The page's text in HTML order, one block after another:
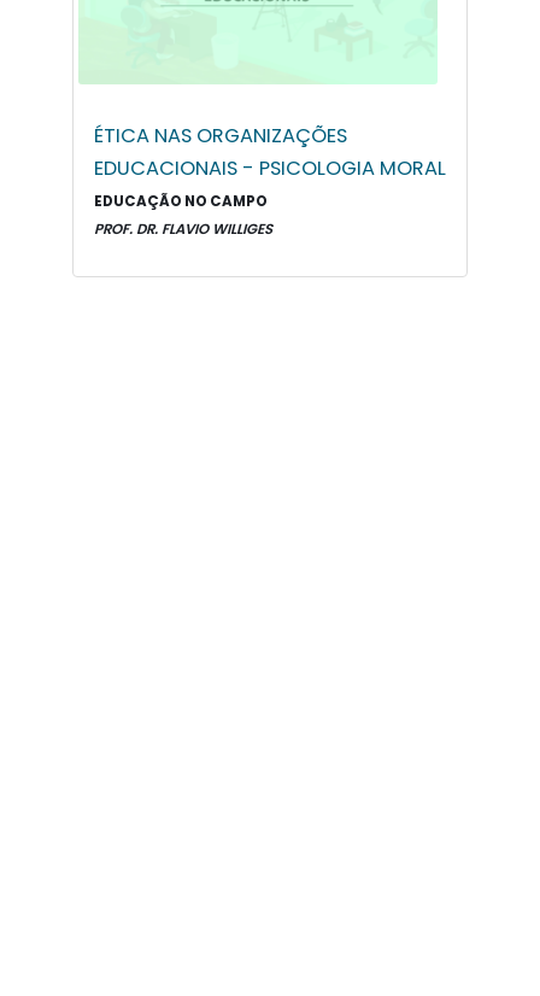
ÉTICA NAS ORGANIZAÇÕES
EDUCACIONAIS - PSICOLOGIA MORAL
EDUCAÇÃO NO CAMPO
PROF. DR. FLAVIO WILLIGES